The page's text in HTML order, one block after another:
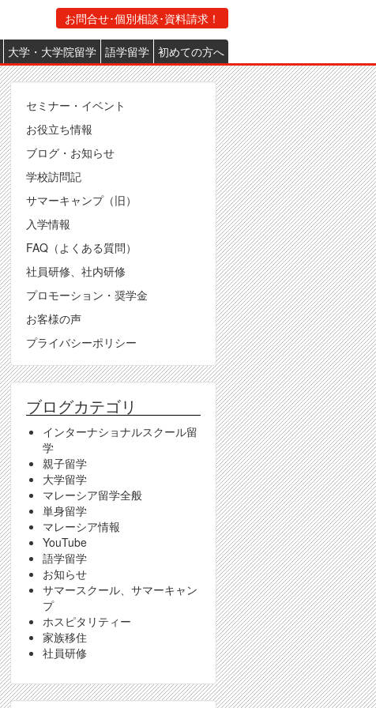
大学・大学院留学 語学留学 初めての方へ
お問合せ･個別相談･資料請求！
Footer
セミナー・イベント
お役立ち情報
ブログ・お知らせ
学校訪問記
サマーキャンプ（旧）
入学情報
FAQ（よくある質問）
社員研修、社内研修
プロモーション・奨学金
お客様の声
プライバシーポリシー
ブログカテゴリ
インターナショナルスクール留
学
親子留学
大学留学
マレーシア留学全般
単身留学
マレーシア情報
YouTube
語学留学
お知らせ
サマースクール、サマーキャン
プ
ホスピタリティー
家族移住
社員研修